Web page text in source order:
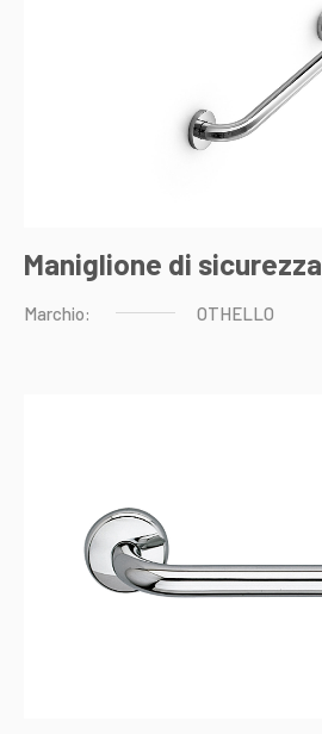
Maniglione di sicurezza
Marchio: OTHELLO